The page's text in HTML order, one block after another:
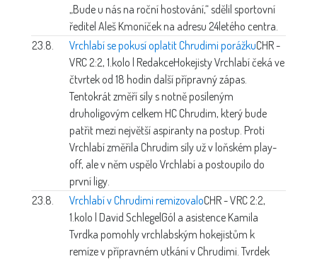
„Bude u nás na roční hostování,“ sdělil sportovní
ředitel Aleš Kmoníček na adresu 24letého centra.
23.8.
Vrchlabí se pokusí oplatit Chrudimi porážkuCHR -
VRC 2:2, 1.kolo | RedakceHokejisty Vrchlabí čeká ve
čtvrtek od 18 hodin další přípravný zápas.
Tentokrát změří síly s notně posíleným
druholigovým celkem HC Chrudim, který bude
patřit mezi největší aspiranty na postup. Proti
Vrchlabí změřila Chrudim síly už v loňském play-
off, ale v něm uspělo Vrchlabí a postoupilo do
první ligy.
23.8.
Vrchlabí v Chrudimi remizovaloCHR - VRC 2:2,
1.kolo | David SchlegelGól a asistence Kamila
Tvrdka pomohly vrchlabským hokejistům k
remíze v přípravném utkání v Chrudimi. Tvrdek